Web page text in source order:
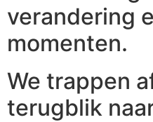
verandering
momenten.
We trappen
terugblik